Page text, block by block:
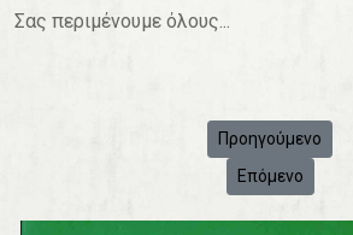
Σας περιμένουμε όλους...
Προηγούμενο
Προηγούμενο
Επόμενο
Επόμενο